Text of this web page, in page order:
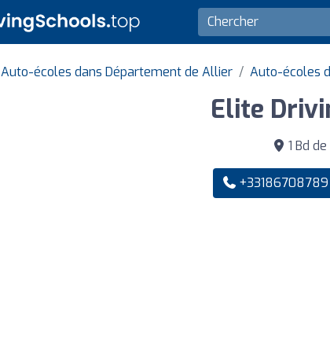
Auto-écoles dans Département de Allier Auto-écoles
Elite
1 Bd
+33186708789